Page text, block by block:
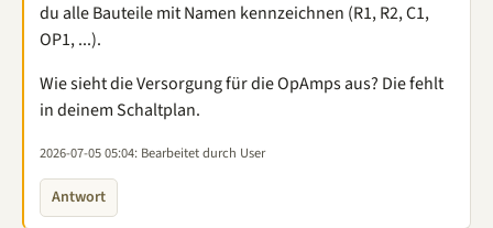
du alle Bauteile mit Namen kennzeichnen (R1, R2, C1,
OP1, ...).
Wie sieht die Versorgung für die OpAmps aus? Die fehlt
in deinem Schaltplan.
2026-07-05 05:04: Bearbeitet durch User
Antwort